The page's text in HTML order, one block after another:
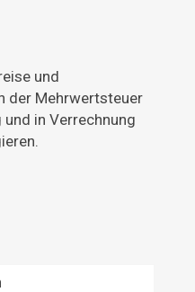
und
der Mehrwertsteuer
in Verrechnung